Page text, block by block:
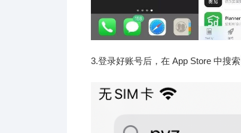
3.登录好账号后，在 App Store 中搜索